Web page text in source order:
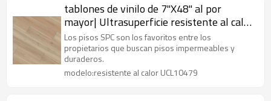
tablones de vinilo de 7"X48" al por
mayor| Ultrasuperficie resistente al calor
UCL10479| tablón de vinilo de lujo
Los pisos SPC son los favoritos entre los
propietarios que buscan pisos impermeables y
duraderos.
modelo:resistente al calor UCL10479